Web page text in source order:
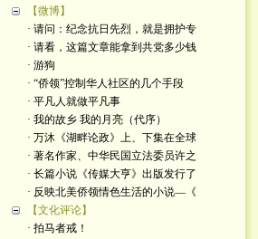
【微博】
· 请问：纪念抗日先烈，就是拥护专
· 请看，这篇文章能拿到共党多少钱
· 游狗
· “侨领”控制华人社区的几个手段
· 平凡人就做平凡事
· 我的故乡 我的月亮（代序）
· 万沐《湖畔论政》上、下集在全球
· 著名作家、中华民国立法委员许之
· 长篇小说《传媒大亨》出版发行了
· 反映北美侨领情色生活的小说—《
【文化评论】
· 拍马者戒！